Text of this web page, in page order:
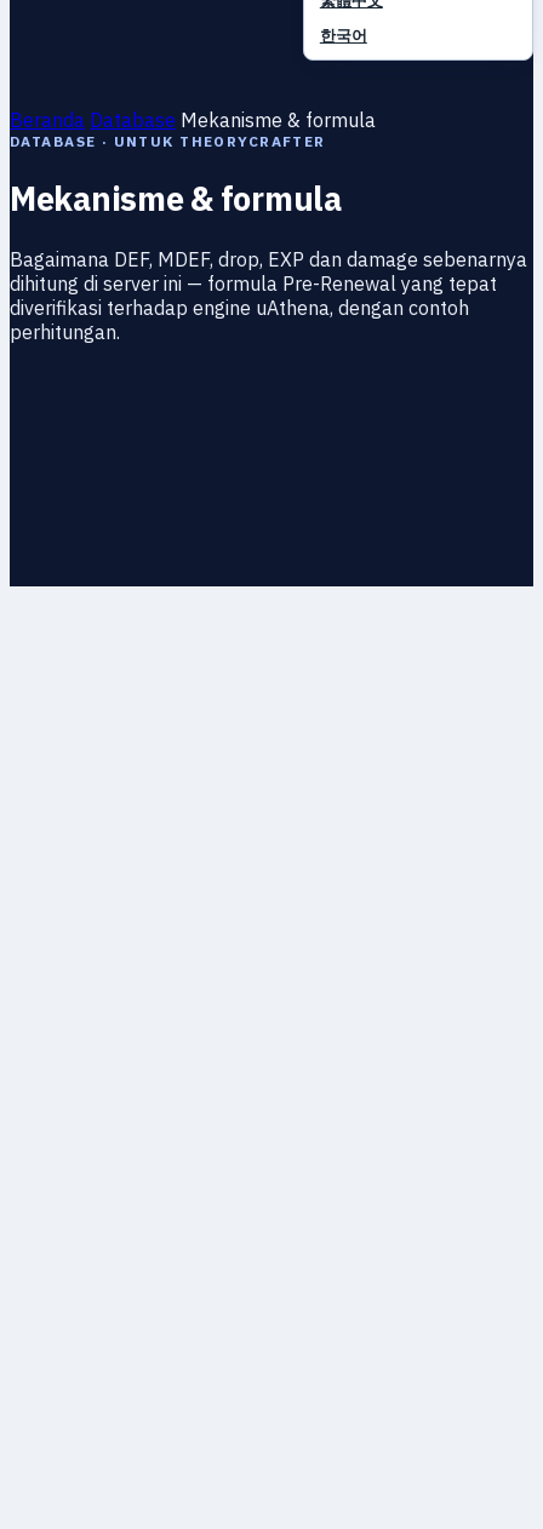
한국어
Beranda Database Mekanisme & formula
DATABASE · UNTUK THEORYCRAFTER
Mekanisme & formula
Bagaimana DEF, MDEF, drop, EXP dan damage sebenarnya
dihitung di server ini — formula Pre-Renewal yang tepat
diverifikasi terhadap engine uAthena, dengan contoh
perhitungan.